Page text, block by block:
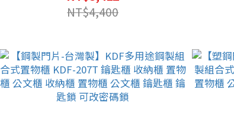
鎖 可改密碼鎖
NT$4,400